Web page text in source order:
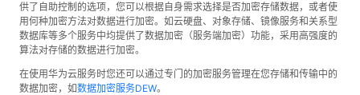
供了自助控制的选项，您可以根据自身需求选择是否加密存储数据，或者使
用何种加密方法对数据进行加密。如云硬盘、对象存储、镜像服务和关系型
数据库等多个服务中均提供了数据加密（服务端加密）功能，采用高强度的
算法对存储的数据进行加密。
在使用华为云服务时您还可以通过专门的加密服务管理在您存储和传输中的
数据加密，如数据加密服务DEW。